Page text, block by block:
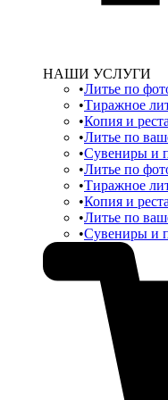
НАШИ УСЛУГИ
Литье по
Тиражное
Копия и
Литье по
Сувениры и
Литье по
Тиражное
Копия и
Литье по
Сувениры и